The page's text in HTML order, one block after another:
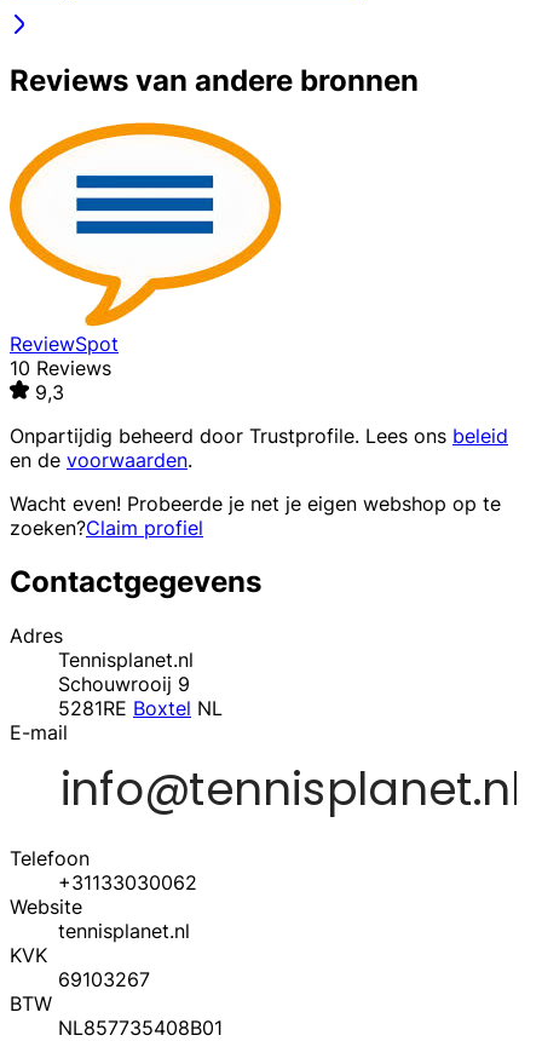
Reviews van andere bronnen
ReviewSpot
10 Reviews
9,3
Onpartijdig beheerd door Trustprofile. Lees ons beleid
en de voorwaarden.
Wacht even! Probeerde je net je eigen webshop op te
zoeken?Claim profiel
Contactgegevens
Adres
Tennisplanet.nl
Schouwrooij 9
5281RE Boxtel NL
E-mail
Telefoon
+31133030062
Website
tennisplanet.nl
KVK
69103267
BTW
NL857735408B01